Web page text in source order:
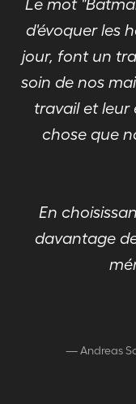
Le mot
d'évoquer les
jour, font un
soin de nos
travail et leur
chose que
En
davantage
—Andreas